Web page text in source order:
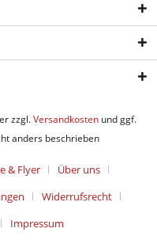
zzgl.Versandkosten und ggf.
anders beschrieben
& Flyer
Über uns
Widerrufsrecht
Impressum